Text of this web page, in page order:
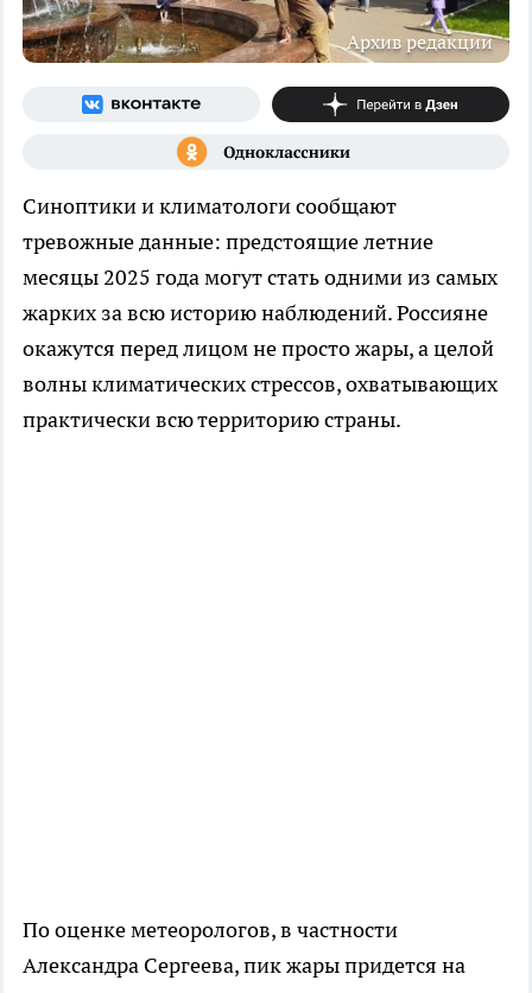
Архив редакции
Синоптики и климатологи сообщают
тревожные данные: предстоящие летние
месяцы 2025 года могут стать одними из самых
жарких за всю историю наблюдений. Россияне
окажутся перед лицом не просто жары, а целой
волны климатических стрессов, охватывающих
практически всю территорию страны.
По оценке метеорологов, в частности
Александра Сергеева, пик жары придется на